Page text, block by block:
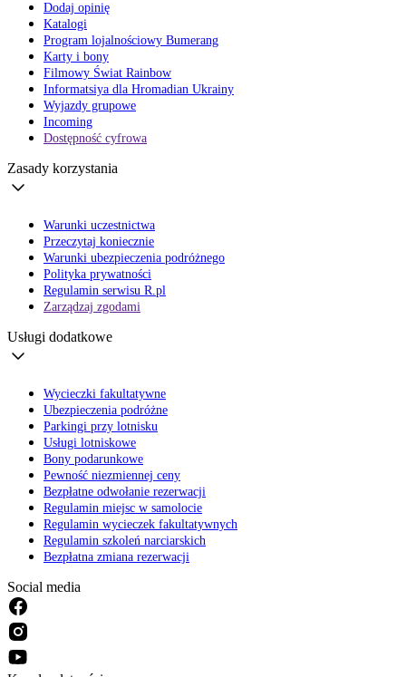
Dodaj opinię
Katalogi
Program lojalnościowy Bumerang
Karty i bony
Filmowy Świat Rainbow
Informatsiya dla Hromadian Ukrainy
Wyjazdy grupowe
Incoming
Dostępność cyfrowa
Zasady korzystania
Warunki uczestnictwa
Przeczytaj koniecznie
Warunki ubezpieczenia podróżnego
Polityka prywatności
Regulamin serwisu R.pl
Zarządzaj zgodami
Usługi dodatkowe
Wycieczki fakultatywne
Ubezpieczenia podróżne
Parkingi przy lotnisku
Usługi lotniskowe
Bony podarunkowe
Pewność niezmiennej ceny
Bezpłatne odwołanie rezerwacji
Regulamin miejsc w samolocie
Regulamin wycieczek fakultatywnych
Regulamin szkoleń narciarskich
Bezpłatna zmiana rezerwacji
Social media